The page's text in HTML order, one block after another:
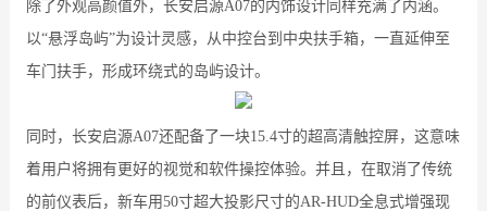
除了外观高颜值外，长安启源A07的内饰设计同样充满了内涵。
以“悬浮岛屿”为设计灵感，从中控台到中央扶手箱，一直延伸至
车门扶手，形成环绕式的岛屿设计。
同时，长安启源A07还配备了一块15.4寸的超高清触控屏，这意味
着用户将拥有更好的视觉和软件操控体验。并且，在取消了传统
的前仪表后，新车用50寸超大投影尺寸的AR-HUD全息式增强现